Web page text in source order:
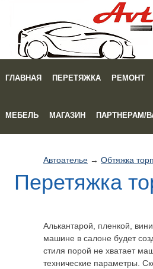
ГЛАВНАЯ ПЕРЕТЯЖКА РЕМОНТ
МЕБЕЛЬ МАГАЗИН ПАРТНЕРАМ/
Автоателье → Обтяжка
Перетяжка
Алькантарой, пленкой,
машине в салоне будет
стиля порой не хватает
технические параметры.